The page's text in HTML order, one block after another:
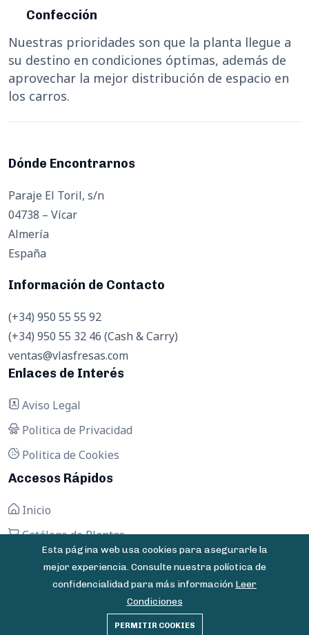
Confección
Nuestras prioridades son que la planta llegue a
su destino en condiciones óptimas, además de
aprovechar la mejor distribución de espacio en
los carros.
Dónde Encontrarnos
Paraje El Toril, s/n
04738 – Vícar
Almería
España
Información de Contacto
(+34) 950 55 55 92
(+34) 950 55 32 46 (Cash & Carry)
ventas@vlasfresas.com
Enlaces de Interés
Aviso Legal
Politica de Privacidad
Politica de Cookies
Accesos Rápidos
Inicio
Catálogo de Plantas
Contactar
© 2025 Vivero Las Fresas - Todos los derechos
Esta página web usa cookies para asegurarle la
mejor experiencia. Consulte nuestra políotica de
confidencialidad para más información Leer
Condiciones
PERMITIR COOKIES